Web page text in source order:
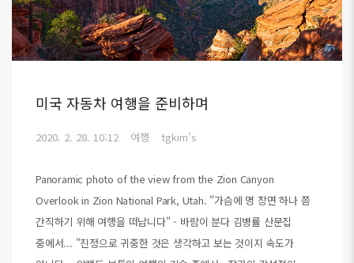
미국 자동차 여행을 준비하며
2020. 2. 28. 10:12 여행 tgkim's
Panoramic photo of the view from the Zion Canyon
Overlook in Zion National Park, Utah. "가슴에 명 장면 하나 쯤
간직하기 위해 여행을 떠납니다" - 바람이 분다 김병률 산문집
중에서... "진정으로 귀중한 것은 생각하고 보는 것이지 속도가